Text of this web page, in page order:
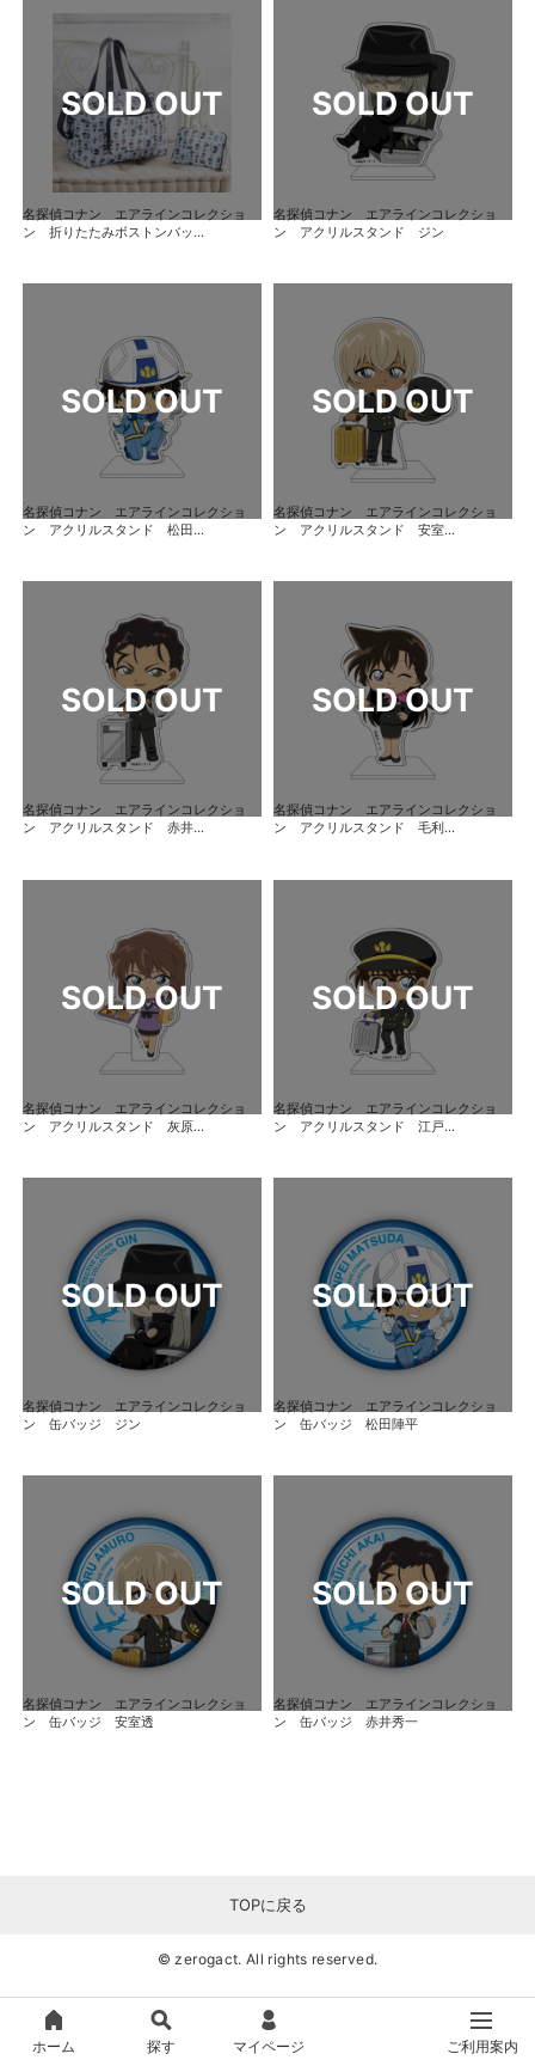
名探偵コナン エアラインコレクショ
ン 折りたたみボストンバッ...
名探偵コナン エアラインコレクショ
ン アクリルスタンド ジン
名探偵コナン エアラインコレクショ
ン アクリルスタンド 松田...
名探偵コナン エアラインコレクショ
ン アクリルスタンド 安室...
名探偵コナン エアラインコレクショ
ン アクリルスタンド 赤井...
名探偵コナン エアラインコレクショ
ン アクリルスタンド 毛利...
名探偵コナン エアラインコレクショ
ン アクリルスタンド 灰原...
名探偵コナン エアラインコレクショ
ン アクリルスタンド 江戸...
名探偵コナン エアラインコレクショ
ン 缶バッジ ジン
名探偵コナン エアラインコレクショ
ン 缶バッジ 松田陣平
名探偵コナン エアラインコレクショ
ン 缶バッジ 安室透
名探偵コナン エアラインコレクショ
ン 缶バッジ 赤井秀一
TOPに戻る
© zerogact. All rights reserved.
ホーム 探す マイページ ご利用案内